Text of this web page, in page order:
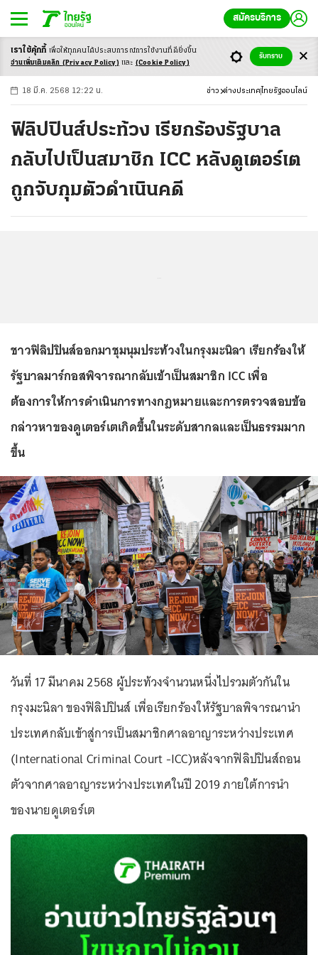
สมัครบริการ
-ก ก ก+
18 มี.ค. 2568 12:22 น. ข่าว ต่างประเทศ ไทยรัฐออนไลน์
ฟิลิปปินส์ประท้วง เรียกร้องรัฐบาล
กลับไปเป็นสมาชิก ICC หลังดูเตอร์เต
ถูกจับกุมตัวดำเนินคดี
ชาวฟิลิปปินส์ออกมาชุมนุมประท้วงในกรุงมะนิลา เรียกร้องให้
รัฐบาลมาร์กอสพิจารณากลับเข้าเป็นสมาชิก ICC เพื่อ
ต้องการให้การดำเนินการทางกฎหมายและการตรวจสอบข้อ
กล่าวหาของดูเตอร์เตเกิดขึ้นในระดับสากลและเป็นธรรมมาก
ขึ้น
วันที่ 17 มีนาคม 2568 ผู้ประท้วงจำนวนหนึ่งไปรวมตัวกันใน
กรุงมะนิลา ของฟิลิปปินส์ เพื่อเรียกร้องให้รัฐบาลพิจารณานำ
ประเทศกลับเข้าสู่การเป็นสมาชิกศาลอาญาระหว่างประเทศ
(International Criminal Court -ICC)หลังจากฟิลิปปินส์ถอน
ตัวจากศาลอาญาระหว่างประเทศในปี 2019 ภายใต้การนำ
ของนายดูเตอร์เต
เราใช้คุ้กกี้ เพื่อให้ทุกคนได้ประสบการณ์การใช้งานที่ดียิ่งขึ้น
อ่านเพิ่มเติมคลิก (Privacy Policy) และ (Cookie Policy)
รับทราบ